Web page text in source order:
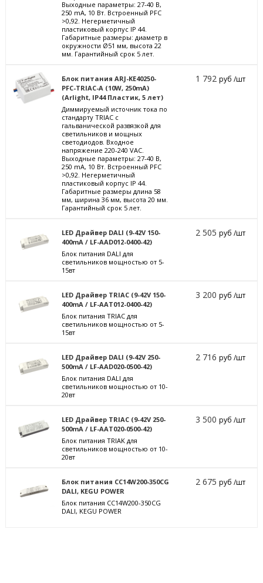
Выходные параметры: 27-40 В,
250 mА, 10 Вт. Встроенный PFC
>0,92. Негерметичный
пластиковый корпус IP 44.
Габаритные размеры: диаметр в
окружности Ø51 мм, высота 22
мм. Гарантийный срок 5 лет.
Блок питания ARJ-KE40250-
PFC-TRIAC-A (10W, 250mA)
(Arlight, IP44 Пластик, 5 лет)
Диммируемый источник тока по
стандарту TRIAC с
гальванической развязкой для
светильников и мощных
светодиодов. Входное
напряжение 220-240 VAC.
Выходные параметры: 27-40 В,
250 mА, 10 Вт. Встроенный PFC
>0,92. Негерметичный
пластиковый корпус IP 44.
Габаритные размеры длина 58
мм, ширина 36 мм, высота 20 мм.
Гарантийный срок 5 лет.
1 792руб /шт
LED Драйвер DALI (9-42V 150-
400mA / LF-AAD012-0400-42)
Блок питания DALI для
светильников мощностью от 5-
15вт
2 505руб /шт
LED Драйвер TRIAC (9-42V 150-
400mA / LF-AAT012-0400-42)
Блок питания TRIAC для
светильников мощностью от 5-
15вт
3 200руб /шт
LED Драйвер DALI (9-42V 250-
500mA / LF-AAD020-0500-42)
Блок питания DALI для
светильников мощностью от 10-
20вт
2 716руб /шт
LED Драйвер TRIAC (9-42V 250-
500mA / LF-AAT020-0500-42)
Блок питания TRIAK для
светильников мощностью от 10-
20вт
3 500руб /шт
Блок питания CC14W200-350CG
DALI, KEGU POWER
Блок питания CC14W200-350CG
DALI, KEGU POWER
2 675руб /шт